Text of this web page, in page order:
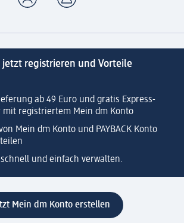
jetzt registrieren und Vorteile
ab 49 Euro und gratis Express-
mit registriertem Mein dm Konto
Mein dm Konto und PAYBACK Konto
und einfach verwalten.
Mein dm Konto erstellen